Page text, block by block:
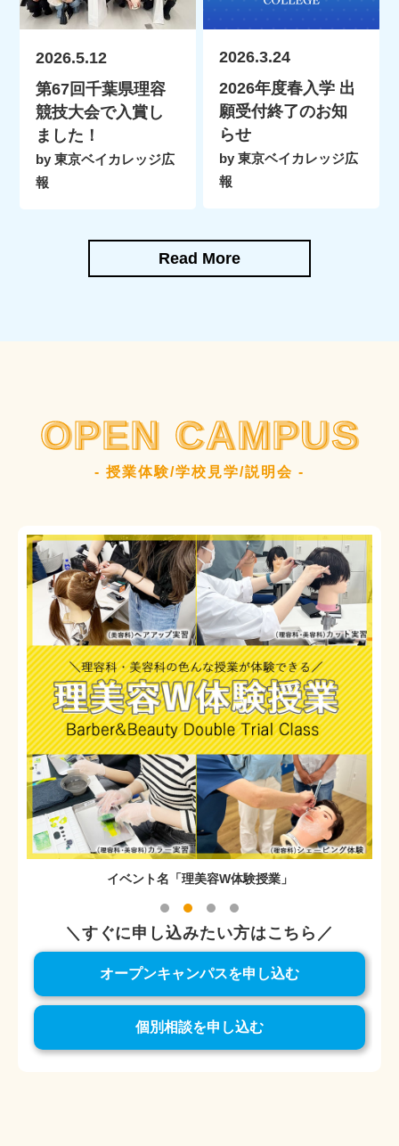
2026.5.12
第67回千葉県理容
競技大会で入賞し
ました！
by 東京ベイカレッジ広
報
2026.3.24
2026年度春入学 出
願受付終了のお知
らせ
by 東京ベイカレッジ広
報
Read More
OPEN CAMPUS
- 授業体験/学校見学/説明会 -
イベント名「個別相談・放課後見学・オンライン説明会」
＼すぐに申し込みたい方はこちら／
オープンキャンパスを申し込む
個別相談を申し込む